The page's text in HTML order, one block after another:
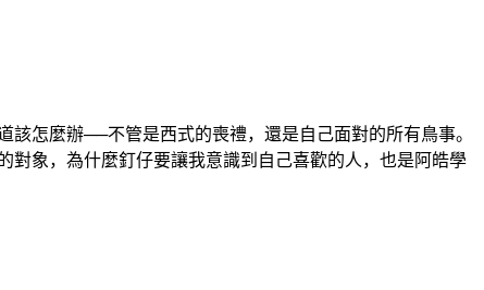
怎麼辦──不管是西式的喪禮，還是自己面對的所有鳥事。
象，為什麼釘仔要讓我意識到自己喜歡的人，也是阿皓學